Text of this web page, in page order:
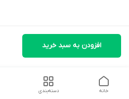
افزودن به سبد خرید
دسته‌بندی خانه